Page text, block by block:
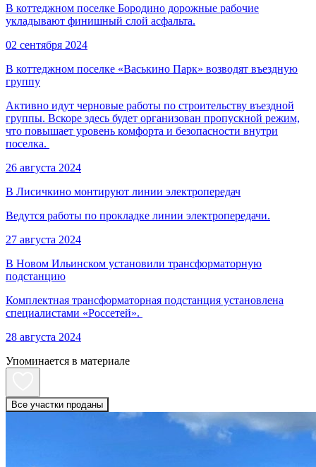
В коттеджном поселке Бородино дорожные рабочие
укладывают финишный слой асфальта.
02 сентября 2024
В коттеджном поселке «Васькино Парк» возводят въездную
группу
Активно идут черновые работы по строительству въездной
группы. Вскоре здесь будет организован пропускной режим,
что повышает уровень комфорта и безопасности внутри
поселка.
26 августа 2024
В Лисичкино монтируют линии электропередач
Ведутся работы по прокладке линии электропередачи.
27 августа 2024
В Новом Ильинском установили трансформаторную
подстанцию
Комплектная трансформаторная подстанция установлена
специалистами «Россетей».
28 августа 2024
Упоминается в материале
Все участки проданы